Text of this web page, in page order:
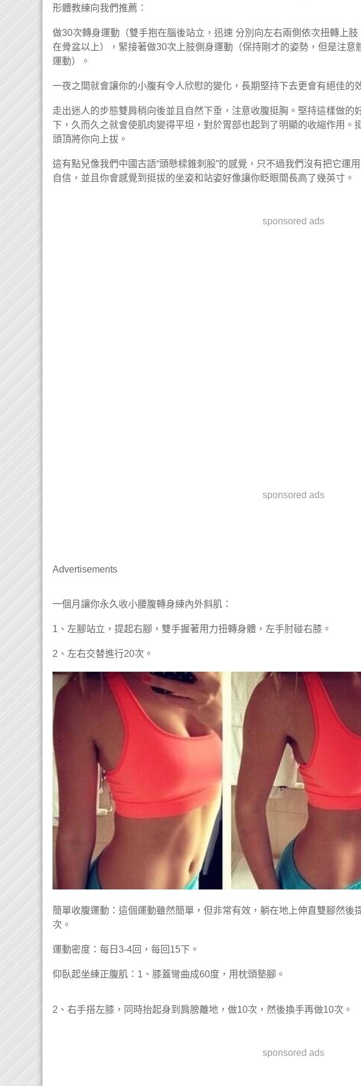
形體教練向我們推薦：
做30次轉身運動（雙手抱在腦後站立，迅速 ​​分別向左右兩側依次扭轉上
在骨盆以上），緊接著做30次上肢側身運動（保持剛才的姿勢，但是注意
運動）。
一夜之間就會讓你的小腹有令人欣慰的變化，長期堅持下去更會有絕佳的
走出迷人的步態雙肩稍向後並且自然下垂，注意收腹挺胸。堅持這樣做的
下，久而久之就會使肌肉變得平坦，對於胃部也起到了明顯的收縮作用。
頭頂將你向上拔。
這有點兒像我們中國古語“頭懸樑錐刺股”的感覺，只不過我們沒有把它運
自信，並且你會感覺到挺拔的坐姿和站姿好像讓你眨眼間長高了幾英寸。
sponsored ads
sponsored ads
Advertisements
一個月讓你永久收小腰腹轉身練內外斜肌：
1、左腳站立，提起右腳，雙手握著用力扭轉身體，左手肘碰右膝。
2、左右交替進行20次。
簡單收腹運動：這個運動雖然簡單，但非常有效，躺在地上伸直雙腳然後
次。
運動密度：每日3-4回，每回15下。
仰臥起坐練正腹肌：1、膝蓋彎曲成60度，用枕頭墊腳。
2、右手搭左膝，同時抬起身到肩膀離地，做10次，然後換手再做10次。
sponsored ads